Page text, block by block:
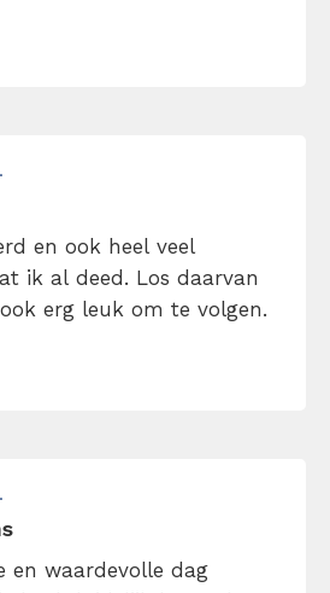
alles goed geregeld met
en ook heel veel
ik al deed. Los daarvan
erg leuk om te volgen.
en waardevolle dag